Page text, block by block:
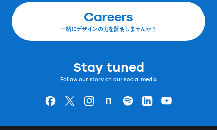
Careers
一緒にデザインの力を証明しませんか？
Stay tuned
Follow our story on our social media
Goodpatchの
ページ
Goodpatchの
ページ
Goodpatchの
ページGoodpatchの
ページ
Goodpatchの
ページ
Goodpatchの
ページ
Goodpatchの